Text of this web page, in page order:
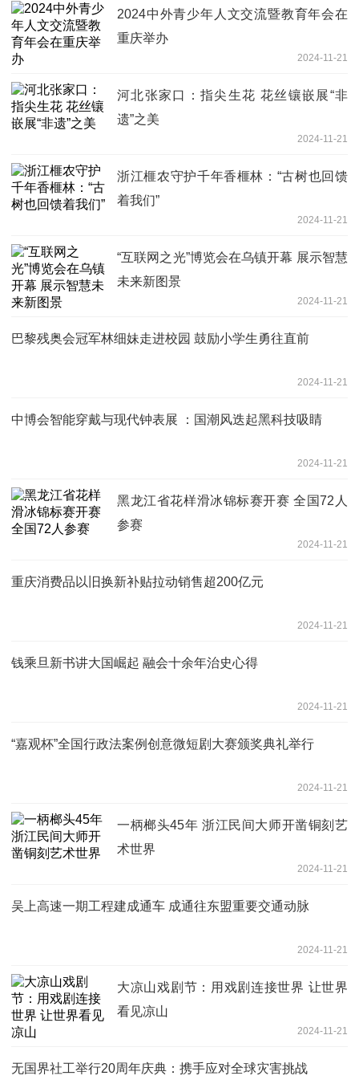
2024中外青少年人文交流暨教育年会在
重庆举办
2024-11-21
河北张家口：指尖生花 花丝镶嵌展“非
遗”之美
2024-11-21
浙江榧农守护千年香榧林：“古树也回馈
着我们”
2024-11-21
“互联网之光”博览会在乌镇开幕 展示智慧
未来新图景
2024-11-21
巴黎残奥会冠军林细妹走进校园 鼓励小学生勇往直前
2024-11-21
中博会智能穿戴与现代钟表展 ：国潮风迭起黑科技吸睛
2024-11-21
黑龙江省花样滑冰锦标赛开赛 全国72人
参赛
2024-11-21
重庆消费品以旧换新补贴拉动销售超200亿元
2024-11-21
钱乘旦新书讲大国崛起 融会十余年治史心得
2024-11-21
“嘉观杯”全国行政法案例创意微短剧大赛颁奖典礼举行
2024-11-21
一柄榔头45年 浙江民间大师开凿铜刻艺
术世界
2024-11-21
吴上高速一期工程建成通车 成通往东盟重要交通动脉
2024-11-21
大凉山戏剧节：用戏剧连接世界 让世界
看见凉山
2024-11-21
无国界社工举行20周年庆典：携手应对全球灾害挑战